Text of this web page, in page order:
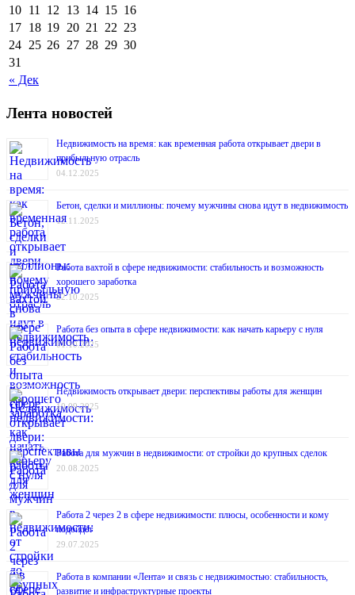
« Дек
10 11 12 13 14 15 16
17 18 19 20 21 22 23
24 25 26 27 28 29 30
31
Лента новостей
Недвижимость на время: как временная работа открывает двери в
прибыльную отрасль
04.12.2025
Бетон, сделки и миллионы: почему мужчины снова идут в недвижимость
12.11.2025
Работа вахтой в сфере недвижимости: стабильность и возможность
хорошего заработка
22.10.2025
Работа без опыта в сфере недвижимости: как начать карьеру с нуля
01.10.2025
Недвижимость открывает двери: перспективы работы для женщин
10.09.2025
Работа для мужчин в недвижимости: от стройки до крупных сделок
20.08.2025
Работа 2 через 2 в сфере недвижимости: плюсы, особенности и кому
подойдёт
29.07.2025
Работа в компании «Лента» и связь с недвижимостью: стабильность,
развитие и инфраструктурные проекты